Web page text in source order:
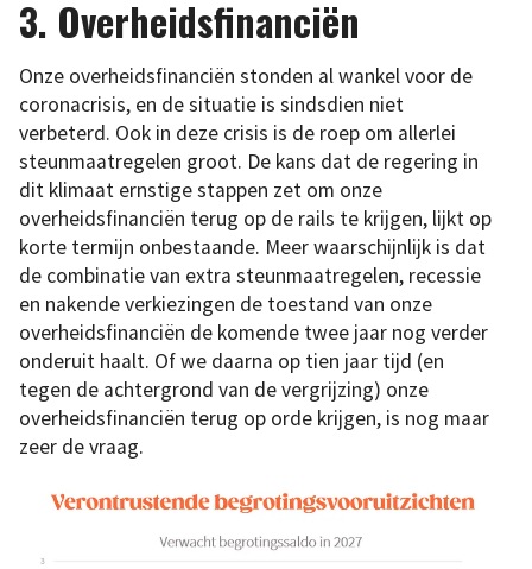
3. Overheidsfinanciën
Onze overheidsfinanciën stonden al wankel voor de
coronacrisis, en de situatie is sindsdien niet
verbeterd. Ook in deze crisis is de roep om allerlei
steunmaatregelen groot. De kans dat de regering in
dit klimaat ernstige stappen zet om onze
overheidsfinanciën terug op de rails te krijgen, lijkt op
korte termijn onbestaande. Meer waarschijnlijk is dat
de combinatie van extra steunmaatregelen, recessie
en nakende verkiezingen de toestand van onze
overheidsfinanciën de komende twee jaar nog verder
onderuit haalt. Of we daarna op tien jaar tijd (en
tegen de achtergrond van de vergrijzing) onze
overheidsfinanciën terug op orde krijgen, is nog maar
zeer de vraag.